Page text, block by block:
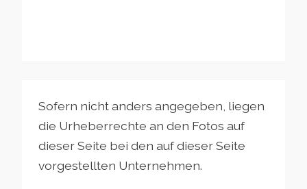
Sofern nicht anders angegeben, liegen
die Urheberrechte an den Fotos auf
dieser Seite bei den auf dieser Seite
vorgestellten Unternehmen.